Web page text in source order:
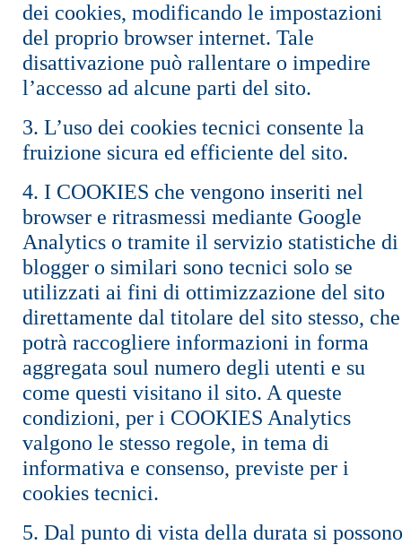
dei cookies, modificando le impostazioni
del proprio browser internet. Tale
disattivazione può rallentare o impedire
l’accesso ad alcune parti del sito.
3. L’uso dei cookies tecnici consente la
fruizione sicura ed efficiente del sito.
4. I COOKIES che vengono inseriti nel
browser e ritrasmessi mediante Google
Analytics o tramite il servizio statistiche di
blogger o similari sono tecnici solo se
utilizzati ai fini di ottimizzazione del sito
direttamente dal titolare del sito stesso, che
potrà raccogliere informazioni in forma
aggregata soul numero degli utenti e su
come questi visitano il sito. A queste
condizioni, per i COOKIES Analytics
valgono le stesso regole, in tema di
informativa e consenso, previste per i
cookies tecnici.
5. Dal punto di vista della durata si possono